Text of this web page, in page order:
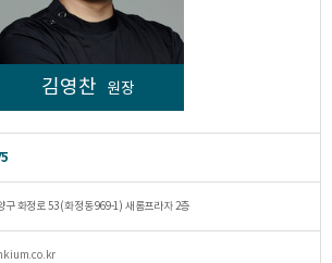
김영찬 원장
구 화정로 53 (화정동 969-1) 새롬프라자 2층